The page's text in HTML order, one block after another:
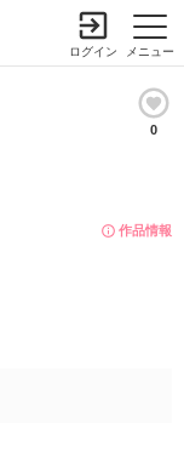
メニュー
ログイン
0
作品情報